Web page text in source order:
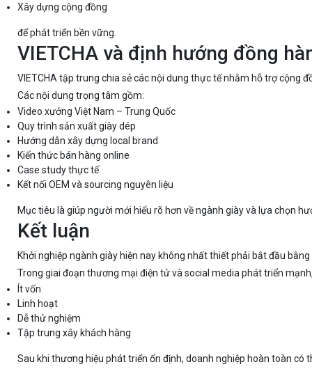
Xây dựng cộng đồng
để phát triển bền vững.
VIETCHA và định hướng đồng
VIETCHA tập trung chia sẻ các nội dung thực tế nhằm hỗ trợ cộng
Các nội dung trọng tâm gồm:
Video xưởng Việt Nam – Trung Quốc
Quy trình sản xuất giày dép
Hướng dẫn xây dựng local brand
Kiến thức bán hàng online
Case study thực tế
Kết nối OEM và sourcing nguyên liệu
Mục tiêu là giúp người mới hiểu rõ hơn về ngành giày và lựa chọn
Kết luận
Khởi nghiệp ngành giày hiện nay không nhất thiết phải bắt đầu
Trong giai đoạn thương mại điện tử và social media phát triển
Ít vốn
Linh hoạt
Dễ thử nghiệm
Tập trung xây khách hàng
Sau khi thương hiệu phát triển ổn định, doanh nghiệp hoàn toàn